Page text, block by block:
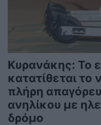
Κυρανάκης: Το
κατατίθεται το
πλήρη
ανηλίκου με
δρόμο